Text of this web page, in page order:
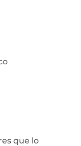
que lo